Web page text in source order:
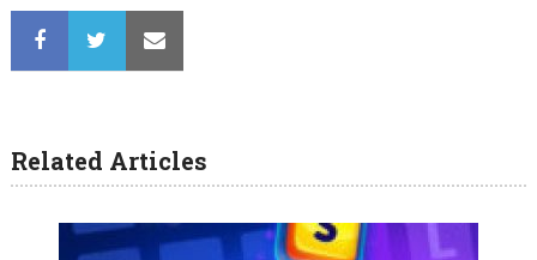
Related Articles